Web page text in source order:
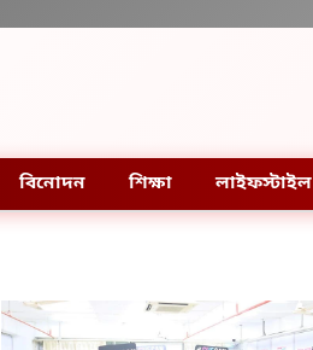
বিনোদন শিক্ষা লাইফস্টাইল